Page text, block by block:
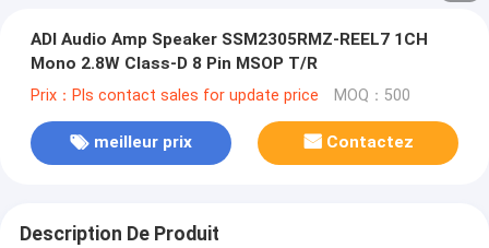
ADI Audio Amp Speaker SSM2305RMZ-REEL7 1CH
Mono 2.8W Class-D 8 Pin MSOP T/R
Prix：Pls contact sales for update price MOQ：500
meilleur prix Contactez
Description De Produit